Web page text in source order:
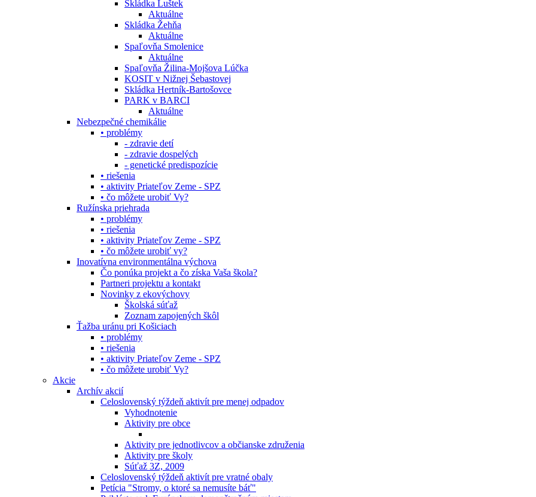
Skládka Luštek
Aktuálne
Skládka Žehňa
Aktuálne
Spaľovňa Smolenice
Aktuálne
Spaľovňa Žilina-Mojšova Lúčka
KOSIT v Nižnej Šebastovej
Skládka Hertník-Bartošovce
PARK v BARCI
Aktuálne
Nebezpečné chemikálie
• problémy
- zdravie detí
- zdravie dospelých
- genetické predispozície
• riešenia
• aktivity Priateľov Zeme - SPZ
• čo môžete urobiť Vy?
Ružínska priehrada
• problémy
• riešenia
• aktivity Priateľov Zeme - SPZ
• čo môžete urobiť vy?
Inovatívna environmentálna výchova
Čo ponúka projekt a čo získa Vaša škola?
Partneri projektu a kontakt
Novinky z ekovýchovy
Školská súťaž
Zoznam zapojených škôl
Ťažba uránu pri Košiciach
• problémy
• riešenia
• aktivity Priateľov Zeme - SPZ
• čo môžete urobiť Vy?
Akcie
Archív akcií
Celoslovenský týždeň aktivít pre menej odpadov
Vyhodnotenie
Aktivity pre obce
Aktivity pre jednotlivcov a občianske združenia
Aktivity pre školy
Súťaž 3Z, 2009
Celoslovenský týždeň aktivít pre vratné obaly
Petícia "Stromy, o ktoré sa nemusíte báť"